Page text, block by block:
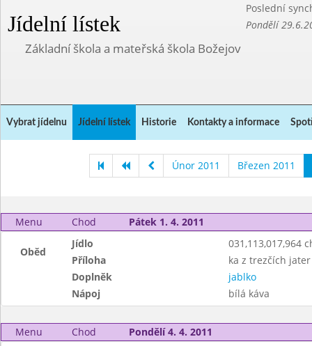
Jídelní lístek
Poslední
Pondělí
Základní škola a mateřská škola Božejov
Vybrat jídelnu Jídelní lístek Historie Kontakty a informace
Únor 2011 Březen 2011
Menu Chod Pátek 1. 4. 2011
Oběd
Jídlo
031,113,017,964
Příloha
ka z trezčích jater
Doplněk
jablko
Nápoj
bílá káva
Menu Chod Pondělí 4. 4. 2011